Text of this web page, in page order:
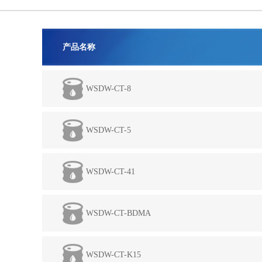
产品名称
WSDW-CT-8
WSDW-CT-5
WSDW-CT-41
WSDW-CT-BDMA
WSDW-CT-K15